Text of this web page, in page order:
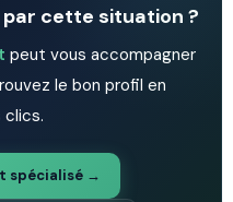
cette situation ?
peut vous accompagner
le bon profil en
clics.
spécialisé →